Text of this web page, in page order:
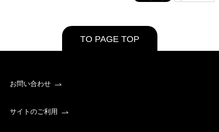
TO PAGE TOP
お問い合わせ
サイトのご利用